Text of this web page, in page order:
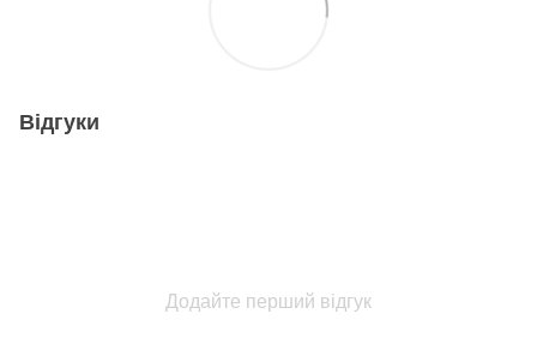
Відгуки
Додайте перший відгук